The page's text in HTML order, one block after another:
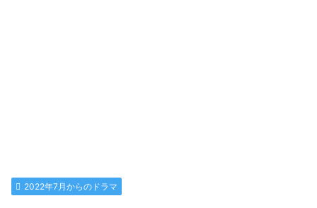
2022年7月からのドラマ